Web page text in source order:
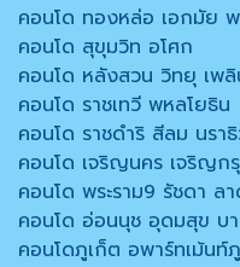
คอนโด ทองหล่อ เอกมัย
คอนโด สุขุมวิท อโศก
คอนโด หลังสวน วิทยุ เพ
คอนโด ราชเทวี พหลโยธิน
คอนโด ราชดำริ สีลม นรา
คอนโด เจริญนคร เจริญก
คอนโด พระราม9 รัชดา ล
คอนโด อ่อนนุช อุดมสุข บา
คอนโดภูเก็ต อพาร์ทเม้นท์